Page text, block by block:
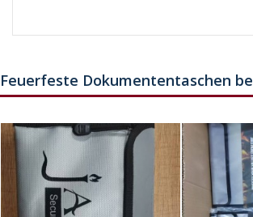
Feuerfeste Dokumententaschen